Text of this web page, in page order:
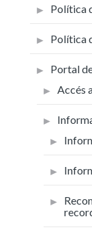
Política
Política
Portal
Accés